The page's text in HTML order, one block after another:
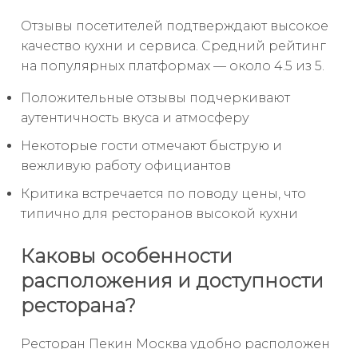
Отзывы посетителей подтверждают высокое
качество кухни и сервиса. Средний рейтинг
на популярных платформах — около 4.5 из 5.
Положительные отзывы подчеркивают
аутентичность вкуса и атмосферу
Некоторые гости отмечают быструю и
вежливую работу официантов
Критика встречается по поводу цены, что
типично для ресторанов высокой кухни
Каковы особенности
расположения и доступности
ресторана?
Ресторан Пекин Москва удобно расположен